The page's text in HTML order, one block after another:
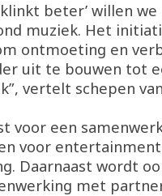
beter’ willen
muziek. Het
ontmoeting en
uit te bouwen tot
vertelt schepen
voor een
voor
Daarnaast wordt
met